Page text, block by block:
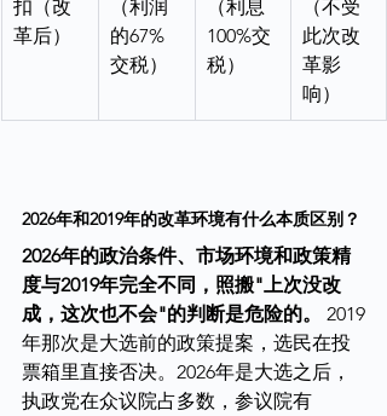
扣（改
革后）
（利润
的67%
交税）
（利息
100%交
税）
（不受
此次改
革影
响）
2026年和2019年的改革环境有什么本质区别？
2026年的政治条件、市场环境和政策精
度与2019年完全不同，照搬"上次没改
成，这次也不会"的判断是危险的。
2019
年那次是大选前的政策提案，选民在投
票箱里直接否决。2026年是大选之后，
执政党在众议院占多数，参议院有